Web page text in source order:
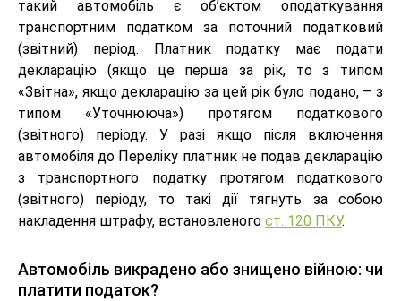
такий автомобіль є об’єктом оподаткування
транспортним податком за поточний податковий
(звітний) період. Платник податку має подати
декларацію (якщо це перша за рік, то з типом
«Звітна», якщо декларацію за цей рік було подано, – з
типом «Уточнююча») протягом податкового
(звітного) періоду. У разі якщо після включення
автомобіля до Переліку платник не подав декларацію
з транспортного податку протягом податкового
(звітного) періоду, то такі дії тягнуть за собою
накладення штрафу, встановленого ст. 120 ПКУ.
Автомобіль викрадено або знищено війною: чи
платити податок?